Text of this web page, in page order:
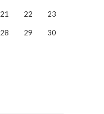
21 22 23
28 29 30